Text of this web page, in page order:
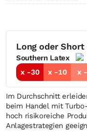
Long oder Short
Southern Latex
x -30
x -10 x
Im Durchschnitt
beim Handel mit
hoch risikoreiche
Anlagestrategien